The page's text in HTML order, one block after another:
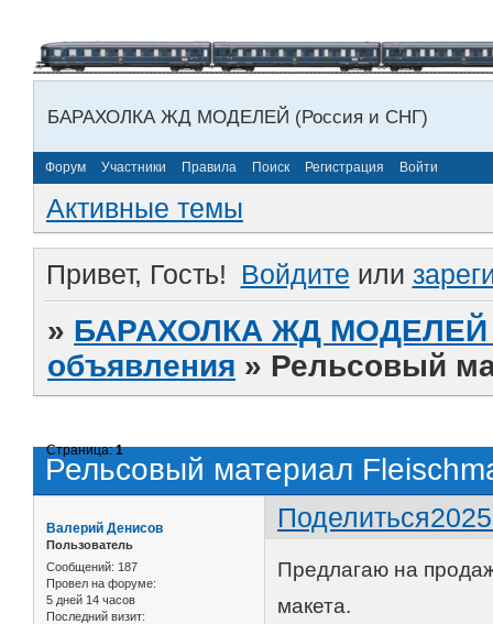
БАРАХОЛКА ЖД МОДЕЛЕЙ (Россия и СНГ)
Форум Участники Правила Поиск Регистрация Войти
Активные темы
Привет, Гость! Войдите или
» БАРАХОЛКА ЖД МОДЕЛЕЙ
объявления » Рельсовый
Рельсовый материал
Страница:1
Поделиться
Валерий Денисов
Пользователь
Сообщений: 187
Провел на форуме:
5 дней 14 часов
Последний визит:
Прeдлагаю на
макета.